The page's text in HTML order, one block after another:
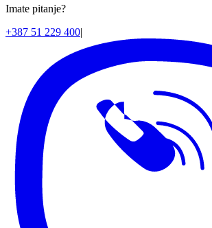
Imate pitanje?
+387 51 229 400|